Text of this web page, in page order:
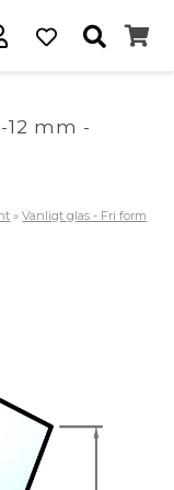
mm -
»Vanligt glas - Fri form